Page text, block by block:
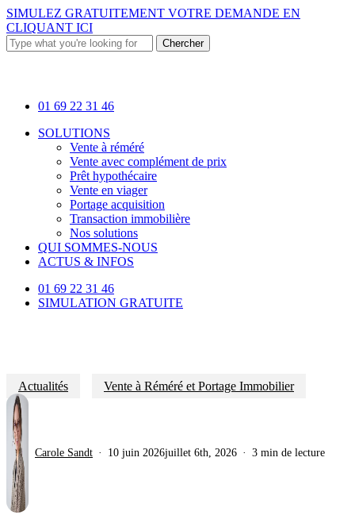
Skip
to
main
content
SIMULEZ GRATUITEMENT VOTRE DEMANDE EN
CLIQUANT ICI
Chercher
01 69 22 31 46
Menu
SOLUTIONS
Vente à réméré
Vente avec complément de prix
Prêt hypothécaire
Vente en viager
Portage acquisition
Transaction immobilière
Nos solutions
QUI SOMMES-NOUS
ACTUS & INFOS
01 69 22 31 46
SIMULATION GRATUITE
Actualités Vente à Réméré et Portage Immobilier
Carole Sandt 10 juin 2026juillet 6th, 2026 3 min de lecture